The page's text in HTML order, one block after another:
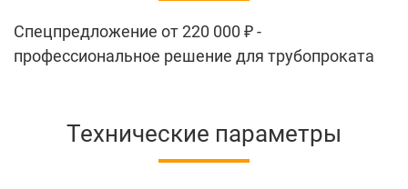
Спецпредложение от 220 000 ₽-
профессиональное решение для трубопроката
Технические параметры